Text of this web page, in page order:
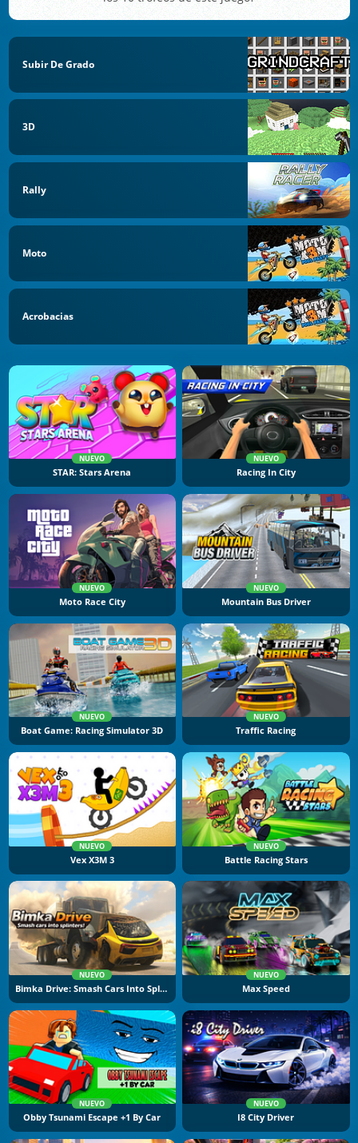
Subir De Grado
3D
Rally
Moto
Acrobacias
NUEVO
STAR: Stars Arena
NUEVO
Racing In City
NUEVO
Moto Race City
NUEVO
Mountain Bus Driver
NUEVO
Boat Game: Racing Simulator 3D
NUEVO
Traffic Racing
NUEVO
Vex X3M 3
NUEVO
Battle Racing Stars
NUEVO
Bimka Drive: Smash Cars Into Splinters
NUEVO
Max Speed
NUEVO
Obby Tsunami Escape +1 By Car
NUEVO
I8 City Driver